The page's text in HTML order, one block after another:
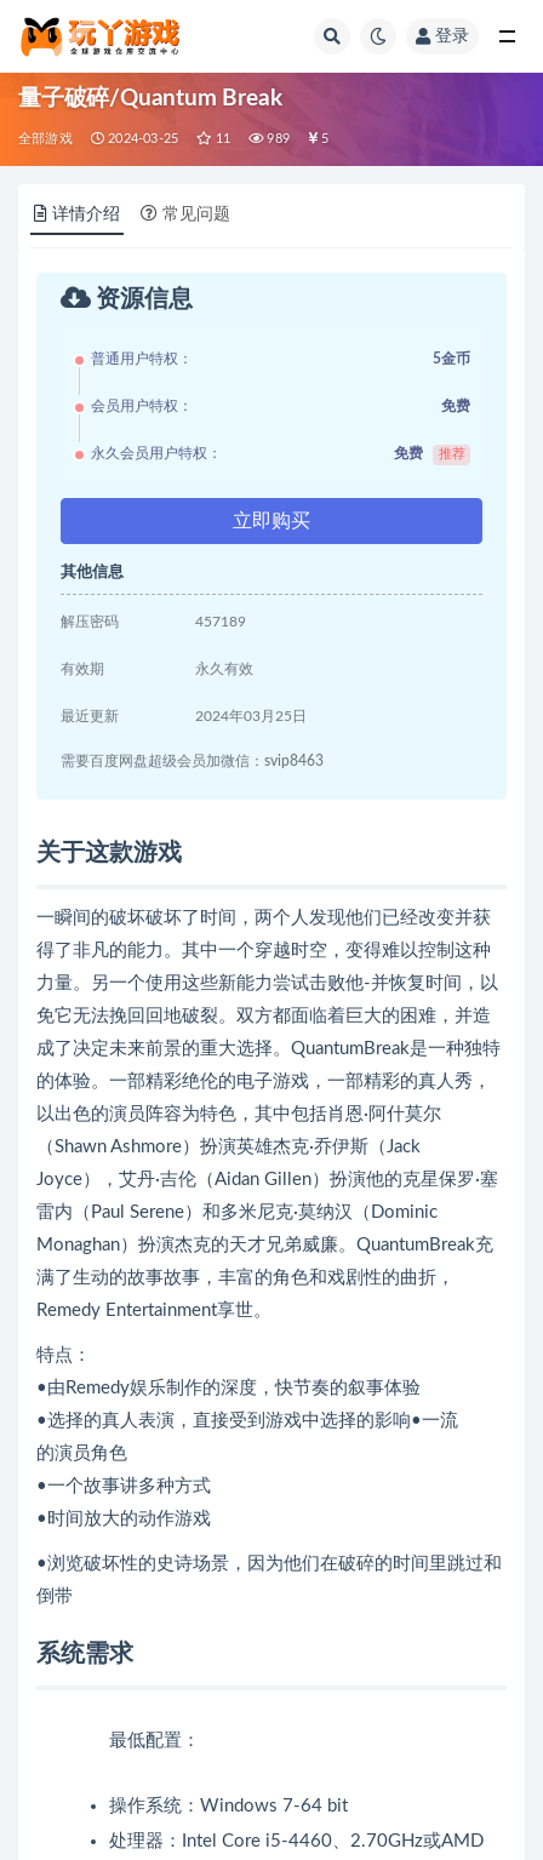
登录
量子破碎/Quantum Break
全部游戏 2024-03-25 11 989 5
详情介绍 常见问题
资源信息
普通用户特权： 5金币
会员用户特权： 免费
永久会员用户特权： 免费 推荐
立即购买
其他信息
解压密码 457189
有效期 永久有效
最近更新 2024年03月25日
需要百度网盘超级会员加微信：svip8463
关于这款游戏
一瞬间的破坏破坏了时间，两个人发现他们已经改变并获
得了非凡的能力。其中一个穿越时空，变得难以控制这种
力量。另一个使用这些新能力尝试击败他-并恢复时间，以
免它无法挽回回地破裂。双方都面临着巨大的困难，并造
成了决定未来前景的重大选择。QuantumBreak是一种独特
的体验。一部精彩绝伦的电子游戏，一部精彩的真人秀，
以出色的演员阵容为特色，其中包括肖恩·阿什莫尔
（Shawn Ashmore）扮演英雄杰克·乔伊斯（Jack
Joyce），艾丹·吉伦（Aidan Gillen）扮演他的克星保罗·塞
雷内（Paul Serene）和多米尼克·莫纳汉（Dominic
Monaghan）扮演杰克的天才兄弟威廉。QuantumBreak充
满了生动的故事故事，丰富的角色和戏剧性的曲折，
Remedy Entertainment享世。
特点：
•由Remedy娱乐制作的深度，快节奏的叙事体验
•选择的真人表演，直接受到游戏中选择的影响•一流
的演员角色
•一个故事讲多种方式
•时间放大的动作游戏
•浏览破坏性的史诗场景，因为他们在破碎的时间里跳过和
倒带
系统需求
最低配置：
操作系统：Windows 7-64 bit
处理器：Intel Core i5-4460、2.70GHz或AMD